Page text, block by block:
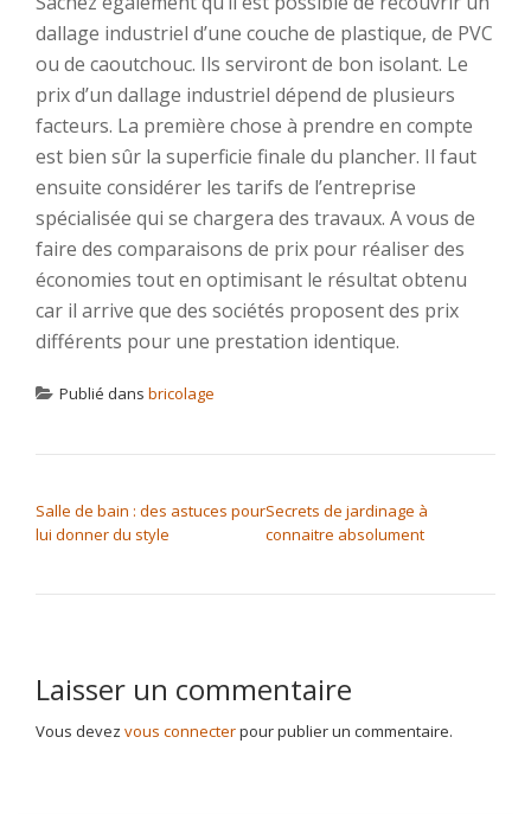
dallage industriel d’une couche de plastique, de PVC
ou de caoutchouc. Ils serviront de bon isolant. Le
prix d’un dallage industriel dépend de plusieurs
facteurs. La première chose à prendre en compte
est bien sûr la superficie finale du plancher. Il faut
ensuite considérer les tarifs de l’entreprise
spécialisée qui se chargera des travaux. A vous de
faire des comparaisons de prix pour réaliser des
économies tout en optimisant le résultat obtenu
car il arrive que des sociétés proposent des prix
différents pour une prestation identique.
Publié dans bricolage
Salle de bain : des astuces pour
lui donner du style
Secrets de jardinage à
connaitre absolument
Laisser un commentaire
Vous devez vous connecterpour publier un commentaire.